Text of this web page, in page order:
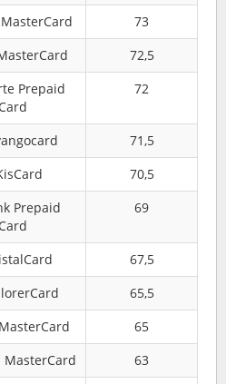
73
72,5
Prepaid
72
71,5
70,5
Prepaid
69
67,5
65,5
65
MasterCard
63